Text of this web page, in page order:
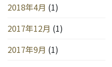
2018年4月 (1)
2017年12月 (1)
2017年9月 (1)